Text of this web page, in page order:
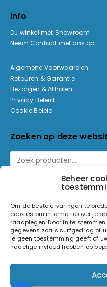
Beheer
Om de beste ervaringen te
cookies om informatie over je
raadplegen. Door in te
gegevens zoals surfgedrag of
je geen toestemming geeft of
nadelige invloed hebben op
Info
DJ winkel met Showroom
Neem Contact met ons op
Algemene Voorwaarden
Retouren & Garantie
Bezorgen & Afhalen
Privacy Beleid
Cookie Beleid
Zoeken op deze
© 2026 Light and Sound